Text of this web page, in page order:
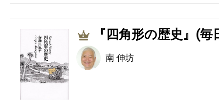
3 『四角形の歴史』(毎
南 伸坊